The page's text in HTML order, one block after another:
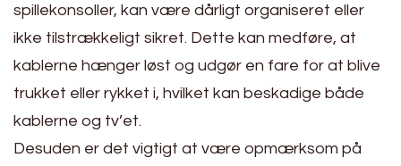
spillekonsoller, kan være dårligt organiseret eller
ikke tilstrækkeligt sikret. Dette kan medføre, at
kablerne hænger løst og udgør en fare for at blive
trukket eller rykket i, hvilket kan beskadige både
kablerne og tv’et.
Desuden er det vigtigt at være opmærksom på